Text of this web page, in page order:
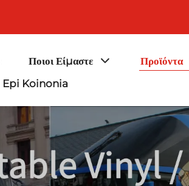
Ποιοι Είμαστε Προϊόντα
Epi Koinonia